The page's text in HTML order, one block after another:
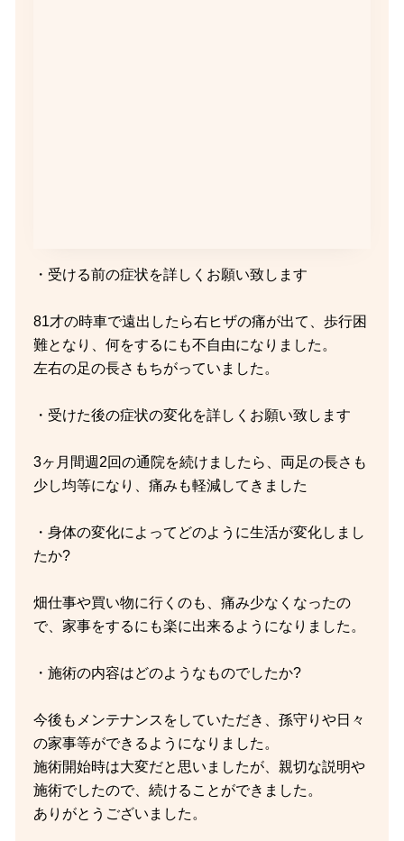
・受ける前の症状を詳しくお願い致します
81才の時車で遠出したら右ヒザの痛が出て、歩行困
難となり、何をするにも不自由になりました。
左右の足の長さもちがっていました。
・受けた後の症状の変化を詳しくお願い致します
3ヶ月間週2回の通院を続けましたら、両足の長さも
少し均等になり、痛みも軽減してきました
・身体の変化によってどのように生活が変化しまし
たか?
畑仕事や買い物に行くのも、痛み少なくなったの
で、家事をするにも楽に出来るようになりました。
・施術の内容はどのようなものでしたか?
今後もメンテナンスをしていただき、孫守りや日々
の家事等ができるようになりました。
施術開始時は大変だと思いましたが、親切な説明や
施術でしたので、続けることができました。
ありがとうございました。